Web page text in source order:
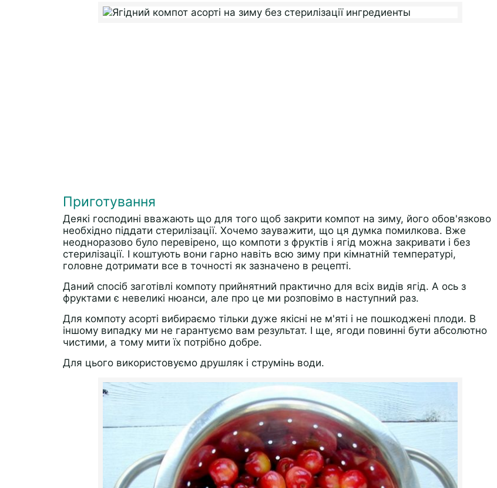
Приготування
Деякі господині вважають що для того щоб закрити компот на зиму, його обов'язково
необхідно піддати стерилізації. Хочемо зауважити, що ця думка помилкова. Вже
неодноразово було перевірено, що компоти з фруктів і ягід можна закривати і без
стерилізації. І коштують вони гарно навіть всю зиму при кімнатній температурі,
головне дотримати все в точності як зазначено в рецепті.
Даний спосіб заготівлі компоту прийнятний практично для всіх видів ягід. А ось з
фруктами є невеликі нюанси, але про це ми розповімо в наступний раз.
Для компоту асорті вибираємо тільки дуже якісні не м'яті і не пошкоджені плоди. В
іншому випадку ми не гарантуємо вам результат. І ще, ягоди повинні бути абсолютно
чистими, а тому мити їх потрібно добре.
Для цього використовуємо друшляк і струмінь води.